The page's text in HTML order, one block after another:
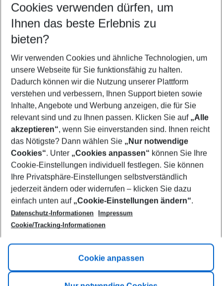
Customize your offer
Find the perfect deal which suits your best
Your departure airport
Any airport
Select your date range
08/08/26–06/08/27 5-8 nights
Who will travel
2 adults No children
Show more filter
Footer
Footer navigation
Title A
Link A
Cookies verwenden dürfen, um
Ihnen das beste Erlebnis zu
bieten?
Wir verwenden Cookies und ähnliche Technologien, um
unsere Webseite für Sie funktionsfähig zu halten.
Dadurch können wir die Nutzung unserer Plattform
verstehen und verbessern, Ihnen Support bieten sowie
Inhalte, Angebote und Werbung anzeigen, die für Sie
relevant sind und zu Ihnen passen. Klicken Sie auf „Alle
akzeptieren“, wenn Sie einverstanden sind. Ihnen reicht
das Nötigste? Dann wählen Sie „Nur notwendige
Cookies“. Unter „Cookies anpassen“ können Sie Ihre
Cookie-Einstellungen individuell festlegen. Sie können
Ihre Privatsphäre-Einstellungen selbstverständlich
jederzeit ändern oder widerrufen – klicken Sie dazu
einfach unten auf „Cookie-Einstellungen ändern“.
Datenschutz-Informationen
Impressum
Cookie/Tracking-Informationen
Cookie anpassen